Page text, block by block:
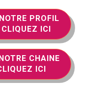
PROFIL
ICI
CHAINE
ICI